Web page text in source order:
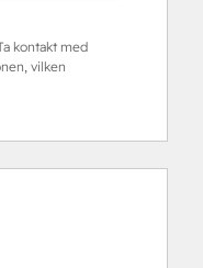
kontakt med
vilken